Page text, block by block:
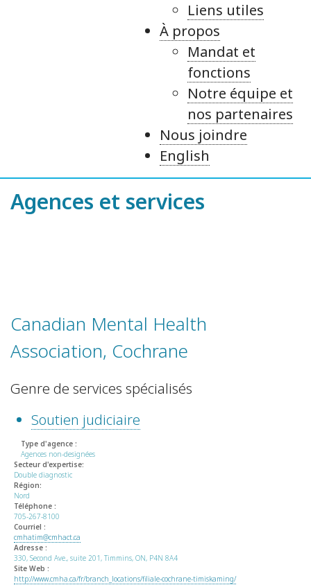
Liens utiles
À propos
Mandat et
fonctions
Notre équipe et
nos partenaires
Nous joindre
English
Agences et services
Canadian Mental Health
Association, Cochrane
Genre de services spécialisés
Soutien judiciaire
Type d'agence :
Agences non-designées
Secteur d'expertise:
Double diagnostic
Région:
Nord
Téléphone :
705-267-8100
Courriel :
cmhatim@cmhact.ca
Adresse :
330, Second Ave., suite 201, Timmins, ON, P4N 8A4
Site Web :
http://www.cmha.ca/fr/branch_locations/filiale-cochrane-timiskaming/